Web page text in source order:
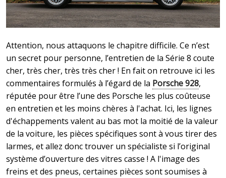
Attention, nous attaquons le chapitre difficile. Ce n’est
un secret pour personne, l’entretien de la Série 8 coute
cher, très cher, très très cher ! En fait on retrouve ici les
commentaires formulés à l’égard de la Porsche 928,
réputée pour être l’une des Porsche les plus coûteuse
en entretien et les moins chères à l'achat. Ici, les lignes
d'échappements valent au bas mot la moitié de la valeur
de la voiture, les pièces spécifiques sont à vous tirer des
larmes, et allez donc trouver un spécialiste si l’original
système d’ouverture des vitres casse ! A l'image des
freins et des pneus, certaines pièces sont soumises à